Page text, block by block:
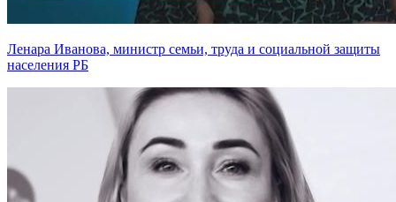
Ленара Иванова, министр семьи, труда и социальной защиты
населения РБ